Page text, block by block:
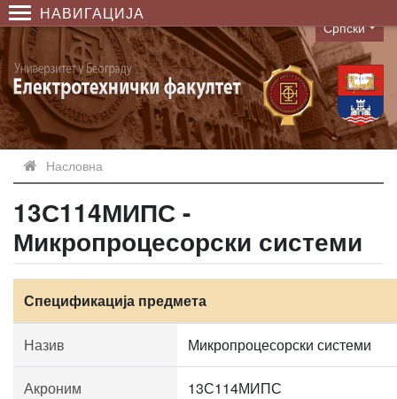
НАВИГАЦИЈА
Language
Српски
Насловна
13С114МИПС -
Микропроцесорски системи
Спецификација предмета
Назив Микропроцесорски системи
Акроним 13С114МИПС